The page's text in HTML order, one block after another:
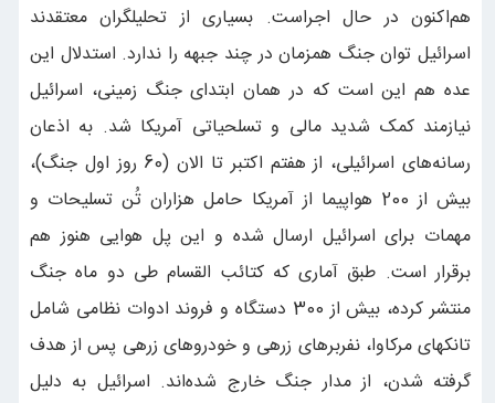
هم‌اکنون در حال اجراست. بسیاری از تحلیلگران معتقدند
اسرائیل توان جنگ همزمان در چند جبهه را ندارد. استدلال این
عده هم این است که در همان ابتدای جنگ زمینی، اسرائیل
نیازمند کمک شدید مالی و تسلحیاتی آمریکا شد. به اذعان
رسانه‌های اسرائیلی، از هفتم اکتبر تا الان (60 روز اول جنگ)،
بیش از 200 هواپیما از آمریکا حامل هزاران تُن تسلیحات و
مهمات برای اسرائیل ارسال شده و این پل هوایی هنوز هم
برقرار است. طبق آماری که کتائب القسام طی دو ماه جنگ
منتشر کرده، بیش از 300 دستگاه و فروند ادوات نظامی شامل
تانکهای مرکاوا، نفربرهای زرهی و خودروهای زرهی پس از هدف
گرفته شدن، از مدار جنگ خارج شده‌اند. اسرائیل به دلیل